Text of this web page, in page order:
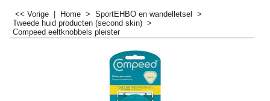
<< Vorige Home > SportEHBO en wandelletsel
>
Tweede huid producten (second skin) >
Compeed eeltknobbels pleister